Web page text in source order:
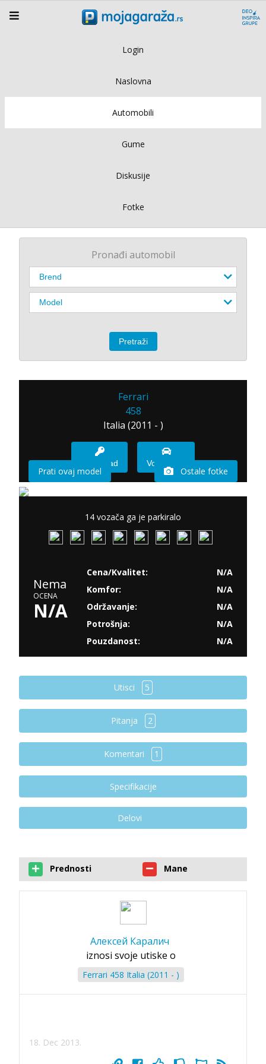
Login
Naslovna
Automobili
Gume
Diskusije
Fotke
Pronađi automobil
Ferrari
458
Italia (2011 - )
Imam sad Vozio sam
Prati ovaj model Ostale fotke
14 vozača ga je parkiralo
Nema
OCENA
N/A
Cena/Kvalitet:
N/A
Komfor:
N/A
Održavanje:
N/A
Potrošnja:
N/A
Pouzdanost:
N/A
Utisci 5
Pitanja 2
Komentari 1
Specifikacije
Delovi
Prednosti Mane
Алексей Каралич
iznosi svoje utiske o
Ferrari 458 Italia (2011 - )
18. Dec 2013.